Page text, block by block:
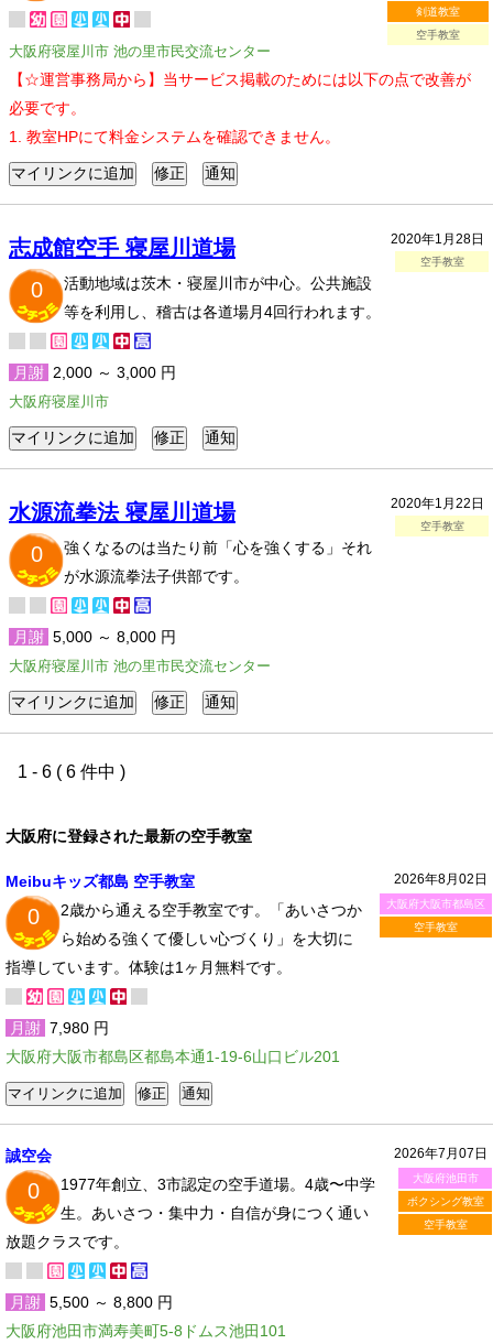
剣道教室
空手教室
大阪府寝屋川市 池の里市民交流センター
【☆運営事務局から】当サービス掲載のためには以下の点で改善が
必要です。
1. 教室HPにて料金システムを確認できません。
2020年1月28日
空手教室
志成館空手 寝屋川道場
0
活動地域は茨木・寝屋川市が中心。公共施設
等を利用し、稽古は各道場月4回行われます。
月謝 2,000 ～ 3,000 円
大阪府寝屋川市
2020年1月22日
空手教室
水源流拳法 寝屋川道場
0
強くなるのは当たり前「心を強くする」それ
が水源流拳法子供部です。
月謝 5,000 ～ 8,000 円
大阪府寝屋川市 池の里市民交流センター
1 - 6 ( 6 件中 )
大阪府に登録された最新の空手教室
2026年8月02日
大阪府大阪市都島区
空手教室
Meibuキッズ都島 空手教室
0
2歳から通える空手教室です。「あいさつか
ら始める強くて優しい心づくり」を大切に
指導しています。体験は1ヶ月無料です。
月謝 7,980 円
大阪府大阪市都島区都島本通1-19-6山口ビル201
2026年7月07日
大阪府池田市
ボクシング教室
空手教室
誠空会
0
1977年創立、3市認定の空手道場。4歳〜中学
生。あいさつ・集中力・自信が身につく通い
放題クラスです。
月謝 5,500 ～ 8,800 円
大阪府池田市満寿美町5-8ドムス池田101